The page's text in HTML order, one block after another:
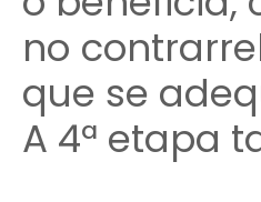
no
que se
A 4ª etapa